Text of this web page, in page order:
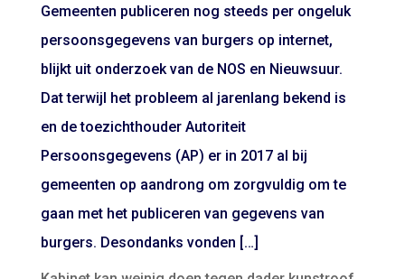
Gemeenten publiceren nog steeds per ongeluk
persoonsgegevens van burgers op internet,
blijkt uit onderzoek van de NOS en Nieuwsuur.
Dat terwijl het probleem al jarenlang bekend is
en de toezichthouder Autoriteit
Persoonsgegevens (AP) er in 2017 al bij
gemeenten op aandrong om zorgvuldig om te
gaan met het publiceren van gegevens van
burgers. Desondanks vonden […]